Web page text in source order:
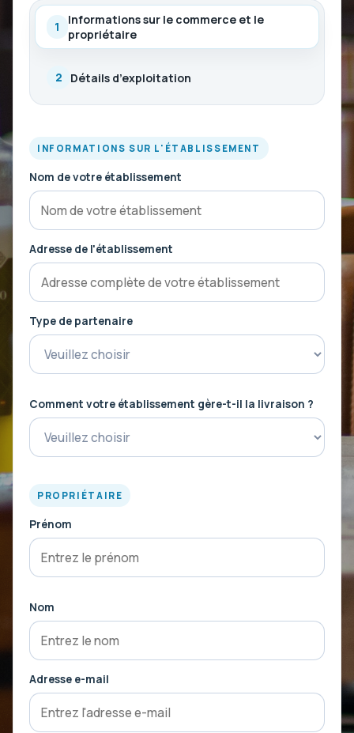
1
Informations sur le commerce et le
propriétaire
2 Détails d’exploitation
INFORMATIONS SUR L'ÉTABLISSEMENT
Nom de votre établissement
Adresse de l'établissement
Type de partenaire
Comment votre établissement gère-t-il la livraison ?
PROPRIÉTAIRE
Prénom
Nom
Adresse e-mail